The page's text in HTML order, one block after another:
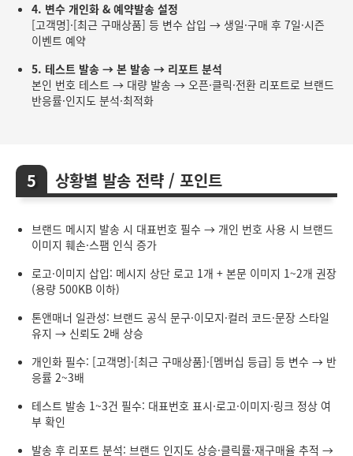
4. 변수 개인화 & 예약발송 설정
[고객명]·[최근 구매상품] 등 변수 삽입 → 생일·구매 후 7일·시즌
이벤트 예약
5. 테스트 발송 → 본 발송 → 리포트 분석
본인 번호 테스트 → 대량 발송 → 오픈·클릭·전환 리포트로 브랜드
반응률·인지도 분석·최적화
상황별 발송 전략 / 포인트
브랜드 메시지 발송 시 대표번호 필수 → 개인 번호 사용 시 브랜드
이미지 훼손·스팸 인식 증가
로고·이미지 삽입: 메시지 상단 로고 1개 + 본문 이미지 1~2개 권장
(용량 500KB 이하)
톤앤매너 일관성: 브랜드 공식 문구·이모지·컬러 코드·문장 스타일
유지 → 신뢰도 2배 상승
개인화 필수: [고객명]·[최근 구매상품]·[멤버십 등급] 등 변수 → 반
응률 2~3배
테스트 발송 1~3건 필수: 대표번호 표시·로고·이미지·링크 정상 여
부 확인
발송 후 리포트 분석: 브랜드 인지도 상승·클릭률·재구매율 추적 →